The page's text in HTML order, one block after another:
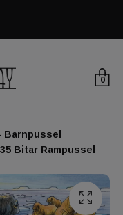
0
Barnpussel
Bitar Rampussel